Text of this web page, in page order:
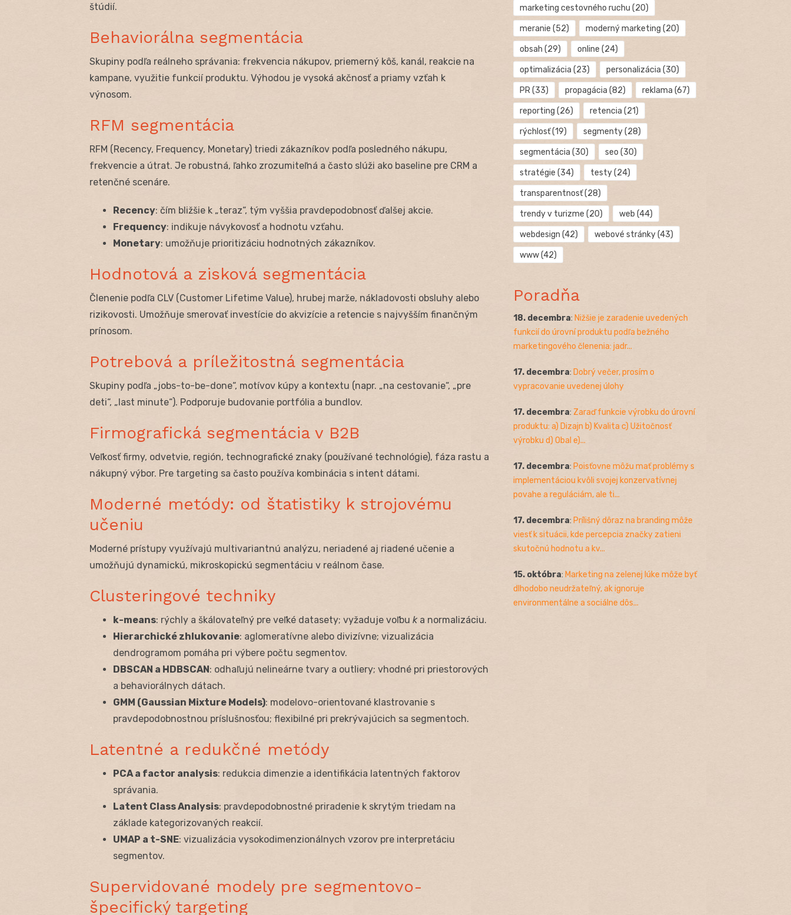
štúdií.
Behaviorálna segmentácia
Skupiny podľa reálneho správania: frekvencia nákupov, priemerný kôš, kanál, reakcie na
kampane, využitie funkcií produktu. Výhodou je vysoká akčnosť a priamy vzťah k
výnosom.
RFM segmentácia
RFM (Recency, Frequency, Monetary) triedi zákazníkov podľa posledného nákupu,
frekvencie a útrat. Je robustná, ľahko zrozumiteľná a často slúži ako baseline pre CRM a
retenčné scenáre.
Recency: čím bližšie k „teraz“, tým vyššia pravdepodobnosť ďalšej akcie.
Frequency: indikuje návykovosť a hodnotu vzťahu.
Monetary: umožňuje prioritizáciu hodnotných zákazníkov.
Hodnotová a zisková segmentácia
Členenie podľa CLV (Customer Lifetime Value), hrubej marže, nákladovosti obsluhy alebo
rizikovosti. Umožňuje smerovať investície do akvizície a retencie s najvyšším finančným
prínosom.
Potrebová a príležitostná segmentácia
Skupiny podľa „jobs-to-be-done“, motívov kúpy a kontextu (napr. „na cestovanie“, „pre
deti“, „last minute“). Podporuje budovanie portfólia a bundlov.
Firmografická segmentácia v B2B
Veľkosť firmy, odvetvie, región, technografické znaky (používané technológie), fáza rastu a
nákupný výbor. Pre targeting sa často používa kombinácia s intent dátami.
Moderné metódy: od štatistiky k strojovému
učeniu
Moderné prístupy využívajú multivariantnú analýzu, neriadené aj riadené učenie a
umožňujú dynamickú, mikroskopickú segmentáciu v reálnom čase.
Clusteringové techniky
k-means: rýchly a škálovateľný pre veľké datasety; vyžaduje voľbu ka normalizáciu.
Hierarchické zhlukovanie: aglomeratívne alebo divizívne; vizualizácia
dendrogramom pomáha pri výbere počtu segmentov.
DBSCAN a HDBSCAN: odhaľujú nelineárne tvary a outliery; vhodné pri priestorových
a behaviorálnych dátach.
GMM (Gaussian Mixture Models): modelovo-orientované klastrovanie s
pravdepodobnostnou príslušnosťou; flexibilné pri prekrývajúcich sa segmentoch.
Latentné a redukčné metódy
PCA a factor analysis: redukcia dimenzie a identifikácia latentných faktorov
správania.
Latent Class Analysis: pravdepodobnostné priradenie k skrytým triedam na
základe kategorizovaných reakcií.
UMAP a t-SNE: vizualizácia vysokodimenzionálnych vzorov pre interpretáciu
segmentov.
Supervidované modely pre segmentovo-
špecifický targeting
marketing cestovného ruchu (20)
meranie (52) moderný marketing (20)
obsah (29) online (24)
optimalizácia (23) personalizácia (30)
PR(33) propagácia (82) reklama (67)
reporting (26) retencia (21)
rýchlosť(19) segmenty(28)
segmentácia (30) seo (30)
stratégie (34) testy(24)
transparentnosť(28)
trendy v turizme (20) web (44)
webdesign (42) webové stránky(43)
www(42)
Poradňa
18. decembra: Nižšie je zaradenie uvedených
funkcií do úrovní produktu podľa bežného
marketingového členenia: jadr...
17. decembra: Dobrý večer, prosím o
vypracovanie uvedenej úlohy
17. decembra: Zaraď funkcie výrobku do úrovní
produktu: a) Dizajn b) Kvalita c) Užitočnosť
výrobku d) Obal e)...
17. decembra: Poisťovne môžu mať problémy s
implementáciou kvôli svojej konzervatívnej
povahe a reguláciám, ale ti...
17. decembra: Prílišný dôraz na branding môže
viesť k situácii, kde percepcia značky zatieni
skutočnú hodnotu a kv...
15. októbra: Marketing na zelenej lúke môže byť
dlhodobo neudržateľný, ak ignoruje
environmentálne a sociálne dôs...